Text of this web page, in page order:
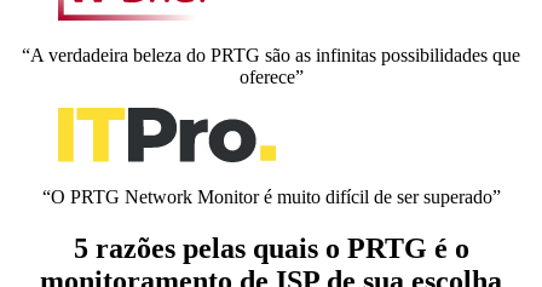
“A verdadeira beleza do PRTG são as infinitas possibilidades que
oferece”
“O PRTG Network Monitor é muito difícil de ser superado”
5 razões pelas quais o PRTG é o
monitoramento de ISP de sua escolha